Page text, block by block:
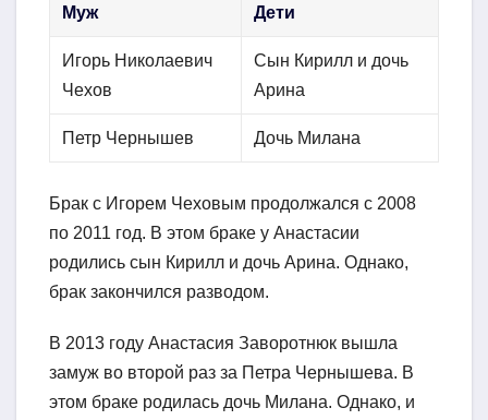
Муж Дети
Игорь Николаевич
Чехов
Сын Кирилл и дочь
Арина
Петр Чернышев Дочь Милана
Брак с Игорем Чеховым продолжался с 2008
по 2011 год. В этом браке у Анастасии
родились сын Кирилл и дочь Арина. Однако,
брак закончился разводом.
В 2013 году Анастасия Заворотнюк вышла
замуж во второй раз за Петра Чернышева. В
этом браке родилась дочь Милана. Однако, и